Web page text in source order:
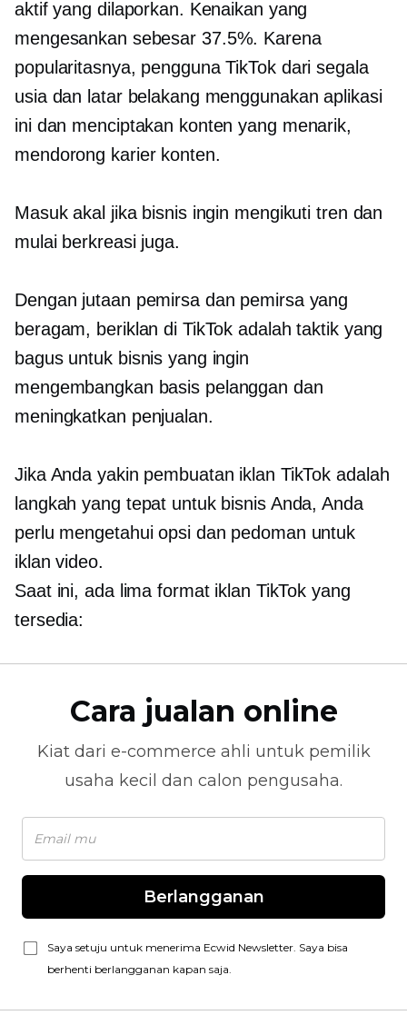
aktif yang dilaporkan. Kenaikan yang
mengesankan sebesar 37.5%. Karena
popularitasnya, pengguna TikTok dari segala
usia dan latar belakang menggunakan aplikasi
ini dan menciptakan konten yang menarik,
mendorong karierkonten.
Masuk akal jika bisnis ingin mengikuti tren dan
mulai berkreasi juga.
Dengan jutaan pemirsa dan pemirsa yang
beragam, beriklan di TikTok adalah taktik yang
bagus untuk bisnis yang ingin
mengembangkan basis pelanggan dan
meningkatkan penjualan.
Jika Anda yakin pembuatan iklan TikTok adalah
langkah yang tepat untuk bisnis Anda, Anda
perlu mengetahui opsi dan pedoman untuk
iklan video.
Saat ini, ada lima format iklan TikTok yang
tersedia:
Cara jualan online
Kiat dari e-commerce ahli untuk pemilik
usaha kecil dan calon pengusaha.
Berlangganan
Saya setuju untuk menerima Ecwid Newsletter. Saya bisa
berhenti berlangganan kapan saja.